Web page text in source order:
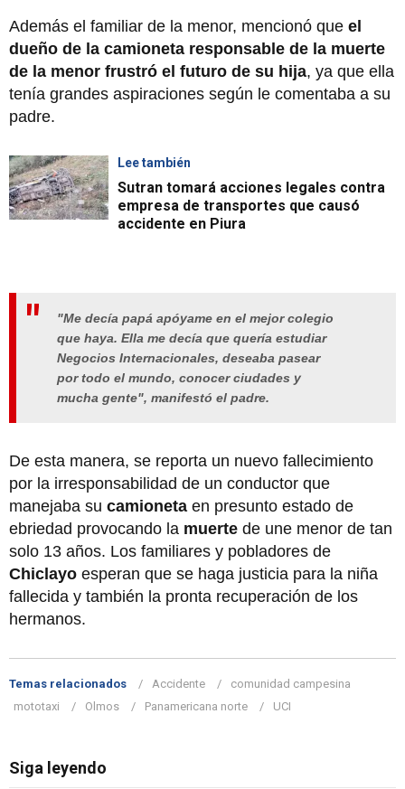
Además el familiar de la menor, mencionó que el
dueño de la camioneta responsable de la muerte
de la menor frustró el futuro de su hija, ya que ella
tenía grandes aspiraciones según le comentaba a su
padre.
Lee también
Sutran tomará acciones legales contra
empresa de transportes que causó
accidente en Piura
"Me decía papá apóyame en el mejor colegio
que haya. Ella me decía que quería estudiar
Negocios Internacionales, deseaba pasear
por todo el mundo, conocer ciudades y
mucha gente", manifestó el padre.
De esta manera, se reporta un nuevo fallecimiento
por la irresponsabilidad de un conductor que
manejaba su camioneta en presunto estado de
ebriedad provocando la muerte de une menor de tan
solo 13 años. Los familiares y pobladores de
Chiclayo esperan que se haga justicia para la niña
fallecida y también la pronta recuperación de los
hermanos.
Temas relacionados Accidente
comunidad campesina
mototaxi
Olmos Panamericana norte UCI
Siga leyendo